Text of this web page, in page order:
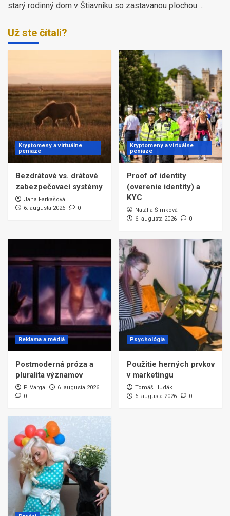
starý rodinný dom v Štiavniku so zastavanou plochou ...
Už ste čítali?
Kryptomeny a virtuálne
peniaze
Bezdrátové vs. drátové
zabezpečovací systémy
Jana Farkašová
6. augusta 2026
0
Kryptomeny a virtuálne
peniaze
Proof of identity
(overenie identity) a
KYC
Natália Šimková
6. augusta 2026
0
Reklama a médiá
Postmoderná próza a
pluralita významov
P. Varga
6. augusta 2026
0
Psychológia
Použitie herných prvkov
v marketingu
Tomáš Hudák
6. augusta 2026
0